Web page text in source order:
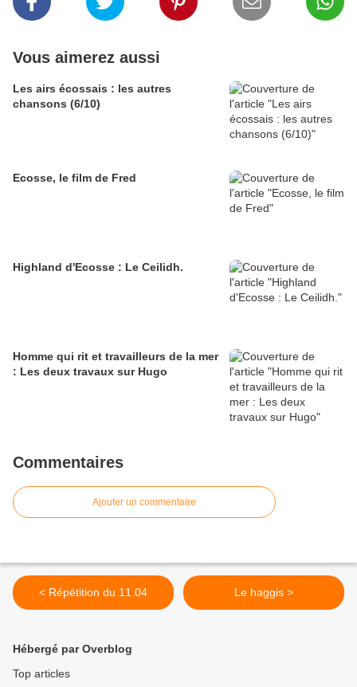
Vous aimerez aussi
Les airs écossais : les autres
chansons (6/10)
Ecosse, le film de Fred
Highland d'Ecosse : Le Ceilidh.
Homme qui rit et travailleurs de la mer
: Les deux travaux sur Hugo
Commentaires
Ajouter un commentaire
< Répétition du 11.04 Le haggis >
Hébergé par Overblog
Top articles